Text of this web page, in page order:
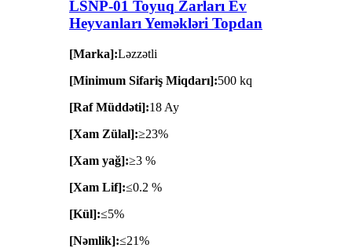
LSNP-01 Toyuq Zarları Ev
Heyvanları Yeməkləri Topdan
[Marka]:Ləzzətli
[Minimum Sifariş Miqdarı]:500 kq
[Raf Müddəti]:18 Ay
[Xam Zülal]:≥23%
[Xam yağ]:≥3 %
[Xam Lif]:≤0.2 %
[Kül]:≤5%
[Nəmlik]:≤21%